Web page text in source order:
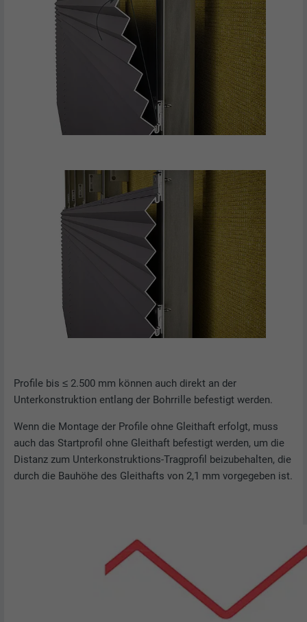
Profile bis ≤ 2.500 mm können auch direkt an der
Unterkonstruktion entlang der Bohrrille befestigt werden.
Wenn die Montage der Profile ohne Gleithaft erfolgt, muss
auch das Startprofil ohne Gleithaft befestigt werden, um die
Distanz zum Unterkonstruktions-Tragprofil beizubehalten, die
durch die Bauhöhe des Gleithafts von 2,1 mm vorgegeben ist.